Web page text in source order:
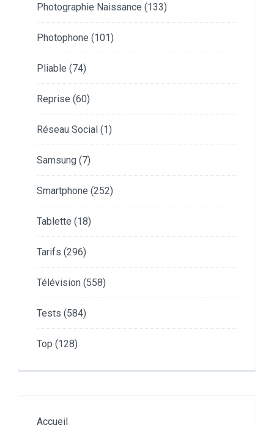
Photographie Naissance (133)
Photophone (101)
Pliable (74)
Reprise (60)
Réseau Social (1)
Samsung (7)
Smartphone (252)
Tablette (18)
Tarifs (296)
Télévision (558)
Tests (584)
Top (128)
Accueil